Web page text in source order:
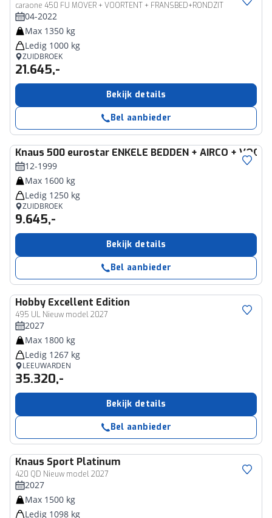
caraone 450 FU MOVER + VOORTENT + FRANSBED+RONDZIT
04-2022
Max 1350 kg
Ledig 1000 kg
ZUIDBROEK
21.645,-
Bekijk details
Bel aanbieder
Knaus 500 eurostar ENKELE BEDDEN + AIRCO +
12-1999
Max 1600 kg
Ledig 1250 kg
ZUIDBROEK
9.645,-
Bekijk details
Bel aanbieder
Hobby Excellent Edition
495 UL Nieuw model 2027
2027
Max 1800 kg
Ledig 1267 kg
LEEUWARDEN
35.320,-
Bekijk details
Bel aanbieder
Knaus Sport Platinum
420 QD Nieuw model 2027
2027
Max 1500 kg
Ledig 1098 kg